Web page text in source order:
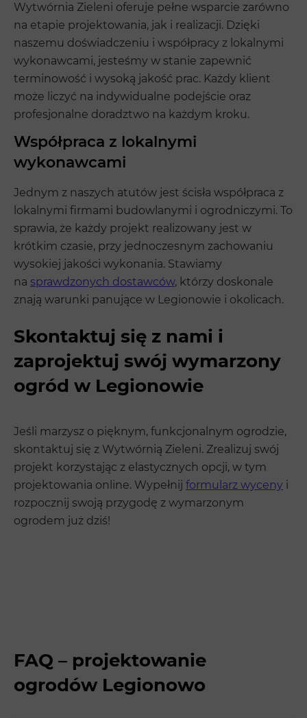
Wytwórnia Zieleni oferuje pełne wsparcie zarówno
na etapie projektowania, jak i realizacji. Dzięki
naszemu doświadczeniu i współpracy z lokalnymi
wykonawcami, jesteśmy w stanie zapewnić
terminowość i wysoką jakość prac. Każdy klient
może liczyć na indywidualne podejście oraz
profesjonalne doradztwo na każdym kroku.
Współpraca z lokalnymi
wykonawcami
Jednym z naszych atutów jest ścisła współpraca z
lokalnymi firmami budowlanymi i ogrodniczymi. To
sprawia, że każdy projekt realizowany jest w
krótkim czasie, przy jednoczesnym zachowaniu
wysokiej jakości wykonania. Stawiamy
na sprawdzonych dostawców, którzy doskonale
znają warunki panujące w Legionowie i okolicach.
Skontaktuj się z nami i
zaprojektuj swój wymarzony
ogród w Legionowie
Jeśli marzysz o pięknym, funkcjonalnym ogrodzie,
skontaktuj się z Wytwórnią Zieleni. Zrealizuj swój
projekt korzystając z elastycznych opcji, w tym
projektowania online. Wypełnij formularz wyceny i
rozpocznij swoją przygodę z wymarzonym
ogrodem już dziś!
FAQ – projektowanie
ogrodów Legionowo